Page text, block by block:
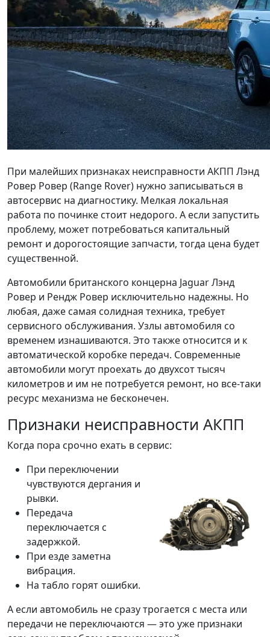
При малейших признаках неисправности АКПП Лэнд
Ровер Ровер (Range Rover) нужно записываться в
автосервис на диагностику. Мелкая локальная
работа по починке стоит недорого. А если запустить
проблему, может потребоваться капитальный
ремонт и дорогостоящие запчасти, тогда цена будет
существенной.
Автомобили британского концерна Jaguar Лэнд
Ровер и Рендж Ровер исключительно надежны. Но
любая, даже самая солидная техника, требует
сервисного обслуживания. Узлы автомобиля со
временем изнашиваются. Это также относится и к
автоматической коробке передач. Современные
автомобили могут проехать до двухсот тысяч
километров и им не потребуется ремонт, но все-таки
ресурс механизма не бесконечен.
Признаки неисправности АКПП
Когда пора срочно ехать в сервис:
При переключении
чувствуются дергания и
рывки.
Передача
переключается с
задержкой.
При езде заметна
вибрация.
На табло горят ошибки.
А если автомобиль не сразу трогается с места или
передачи не переключаются — это уже признаки